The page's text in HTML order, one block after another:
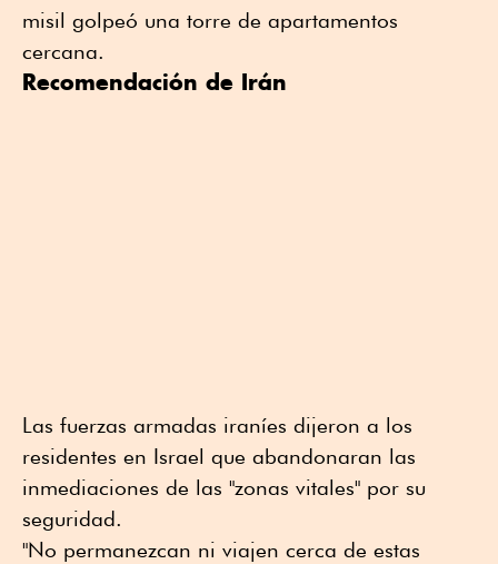
misil golpeó una torre de apartamentos
cercana.
Recomendación de Irán
Las fuerzas armadas iraníes dijeron a los
residentes en Israel que abandonaran las
inmediaciones de las "zonas vitales" por su
seguridad.
"No permanezcan ni viajen cerca de estas